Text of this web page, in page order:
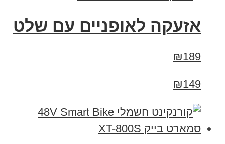
אזעקה לאופניים עם שלט
₪189
₪149